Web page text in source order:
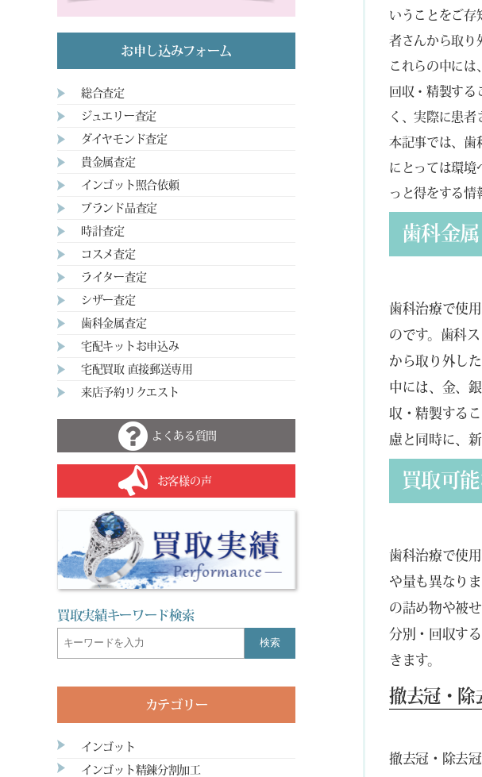
いうことをご存
者さんから取り
これらの中には
回収・精製する
く、実際に患者
本記事では、歯
にとっては環境
っと得をする情
歯科金
歯科治療で使
のです。歯科
から取り外し
中には、金、
収・精製する
慮と同時に、
買取可
歯科治療で使
や量も異なり
の詰め物や被
分別・回収す
きます。
撤去冠・除
撤去冠・除去
お申し込みフォーム
総合査定
ジュエリー査定
ダイヤモンド査定
貴金属査定
インゴット照合依頼
ブランド品査定
時計査定
コスメ査定
ライター査定
シザー査定
歯科金属査定
宅配キットお申込み
宅配買取 直接郵送専用
来店予約リクエスト
よくある質問
お客様の声
買取実績キーワード検索
検索
カテゴリー
インゴット
インゴット精錬分割加工